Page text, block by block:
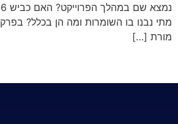
מתי נבנו בו השומרות ומה הן בכלל?
מורת […]